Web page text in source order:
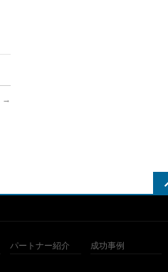
→
パートナー紹介
成功事例